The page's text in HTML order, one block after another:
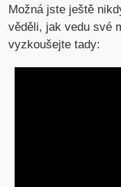
Možná jste ještě
věděli, jak vedu své
vyzkoušejte tady: